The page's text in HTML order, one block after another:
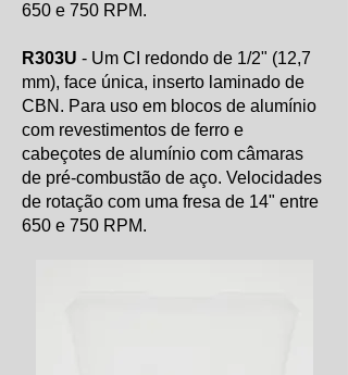
650 e 750 RPM.
R303U - Um CI redondo de 1/2" (12,7
mm), face única, inserto laminado de
CBN. Para uso em blocos de alumínio
com revestimentos de ferro e
cabeçotes de alumínio com câmaras
de pré-combustão de aço. Velocidades
de rotação com uma fresa de 14" entre
650 e 750 RPM.